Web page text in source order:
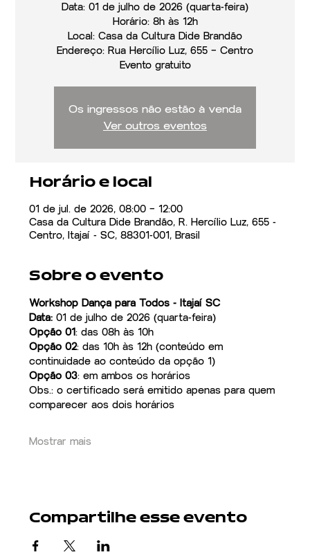
Data: 01 de julho de 2026 (quarta-feira)
Horário: 8h às 12h
Local: Casa da Cultura Dide Brandão
Endereço: Rua Hercílio Luz, 655 – Centro
Evento gratuito
Os ingressos não estão à venda
Ver outros eventos
Horário e local
01 de jul. de 2026, 08:00 – 12:00
Casa da Cultura Dide Brandão, R. Hercílio Luz, 655 -
Centro, Itajaí - SC, 88301-001, Brasil
Sobre o evento
Workshop Dança para Todos - Itajaí SC
Data: 01 de julho de 2026 (quarta-feira)
Opção 01: das 08h às 10h
Opção 02: das 10h às 12h (conteúdo em
continuidade ao conteúdo da opção 1)
Opção 03: em ambos os horários
Obs.: o certificado será emitido apenas para quem
comparecer aos dois horários
Mostrar mais
Compartilhe esse evento